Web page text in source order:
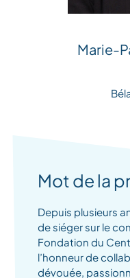
Marie-
Mot de la
Depuis plusieurs
de siéger sur le
Fondation du
l’honneur de
dévouée,